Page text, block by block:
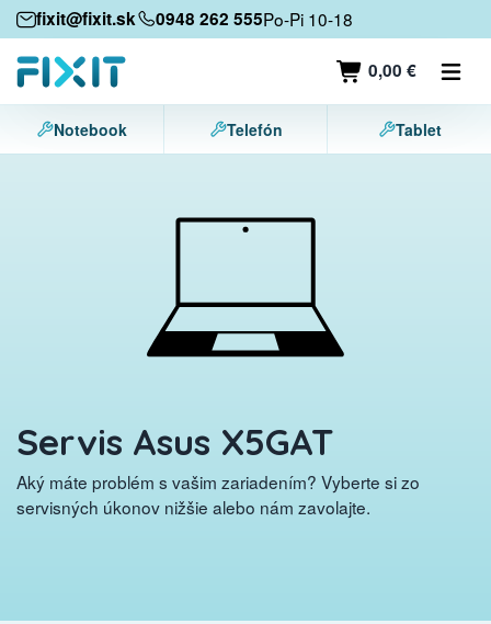
fixit@fixit.sk 0948 262 555Po-Pi 10-18
0,00 €
Mobilné zariadenia
Mobilné telefóny
Tablety
Notebook Telefón Tablet
Servis Asus X5GAT
Aký máte problém s vašim zariadením? Vyberte si zo
servisných úkonov nižšie alebo nám zavolajte.